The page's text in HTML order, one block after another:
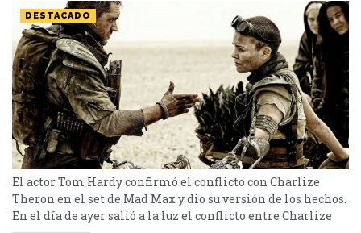
DESTACADO
El actor Tom Hardy confirmó el conflicto con Charlize
Theron en el set de Mad Max y dio su versión de los hechos.
En el día de ayer salió a la luz el conflicto entre Charlize